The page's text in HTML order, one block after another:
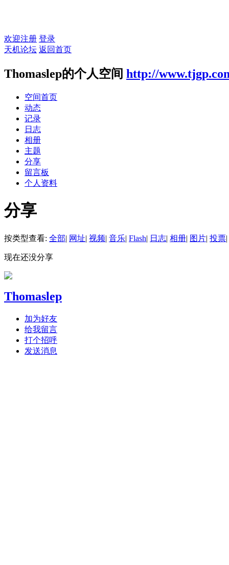
欢迎注册 登录
天机论坛 返回首页
Thomaslep的个人空间 http://
空间首页
动态
记录
日志
相册
主题
分享
留言板
个人资料
分享
按类型查看: 全部| 网址| 视频| 音乐| Flash| 日志| 相册| 图片| 投票|
现在还没分享
Thomaslep
加为好友
给我留言
打个招呼
发送消息